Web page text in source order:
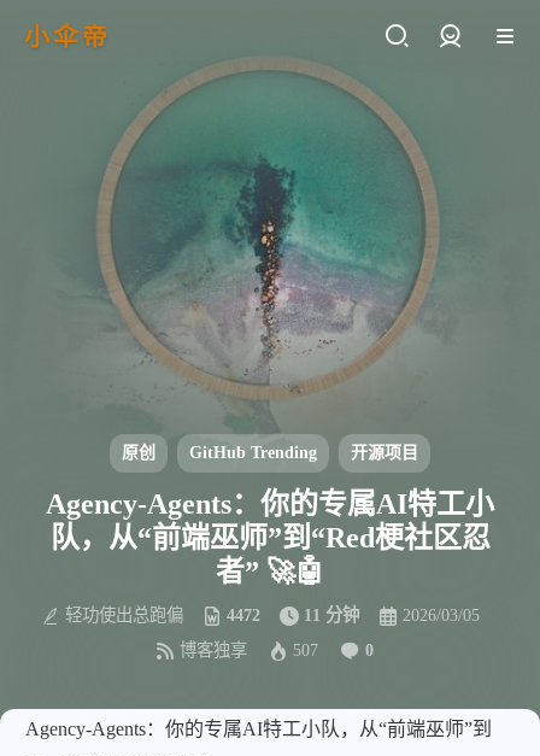
小伞帝
登录
原创 GitHub Trending 开源项目
Agency-Agents：你的专属AI特工小
队，从“前端巫师”到“Red梗社区忍
者” 🚀🤖
轻功使出总跑偏 4472 11 分钟
2026/03/05
博客独享
507 0
Agency-Agents：你的专属AI特工小队，从“前端巫师”到